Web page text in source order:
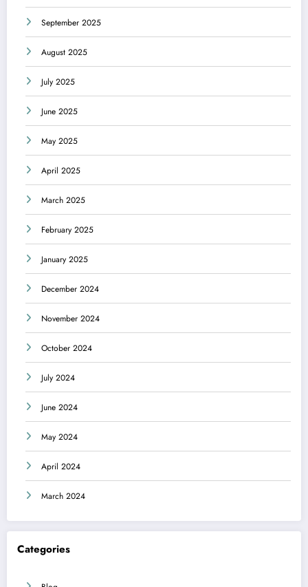
September 2025
August 2025
July 2025
June 2025
May 2025
April 2025
March 2025
February 2025
January 2025
December 2024
November 2024
October 2024
July 2024
June 2024
May 2024
April 2024
March 2024
Categories